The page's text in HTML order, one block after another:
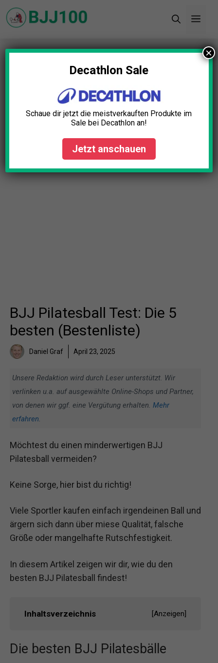
Zum
Inhalt
Startseite»Blog»BJJ Pilatesball Test: Die 5
besten (Bestenliste)
BJJ Pilatesball Test: Die 5
besten (Bestenliste)
Daniel Graf April 23, 2025
Unsere Redaktion wird durch Leser unterstützt. Wir
verlinken u.a. auf ausgewählte Online-Shops und Partner,
von denen wir ggf. eine Vergütung erhalten. Mehr
erfahren.
Möchtest du einen minderwertigen BJJ
Pilatesball vermeiden?
Keine Sorge, hier bist du richtig!
Viele Sportler kaufen einfach irgendeinen Ball und
ärgern sich dann über miese Qualität, falsche
Größe oder mangelhafte Rutschfestigkeit.
In diesem Artikel zeigen wir dir, wie du den
besten BJJ Pilatesball findest!
Inhaltsverzeichnis [Anzeigen]
Die besten BJJ Pilatesbälle
Decathlon Sale
Schaue dir jetzt die meistverkauften Produkte im
Sale bei Decathlon an!
Jetzt anschauen
×